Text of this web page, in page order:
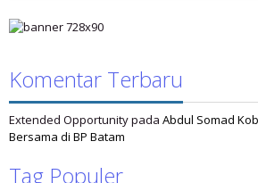
Komentar Terbaru
Extended Opportunitypada Abdul Somad
Bersama di BP Batam
Tag Populer